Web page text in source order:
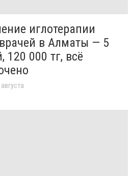
иглотерапии
в Алматы — 5
120 000 тг, всё